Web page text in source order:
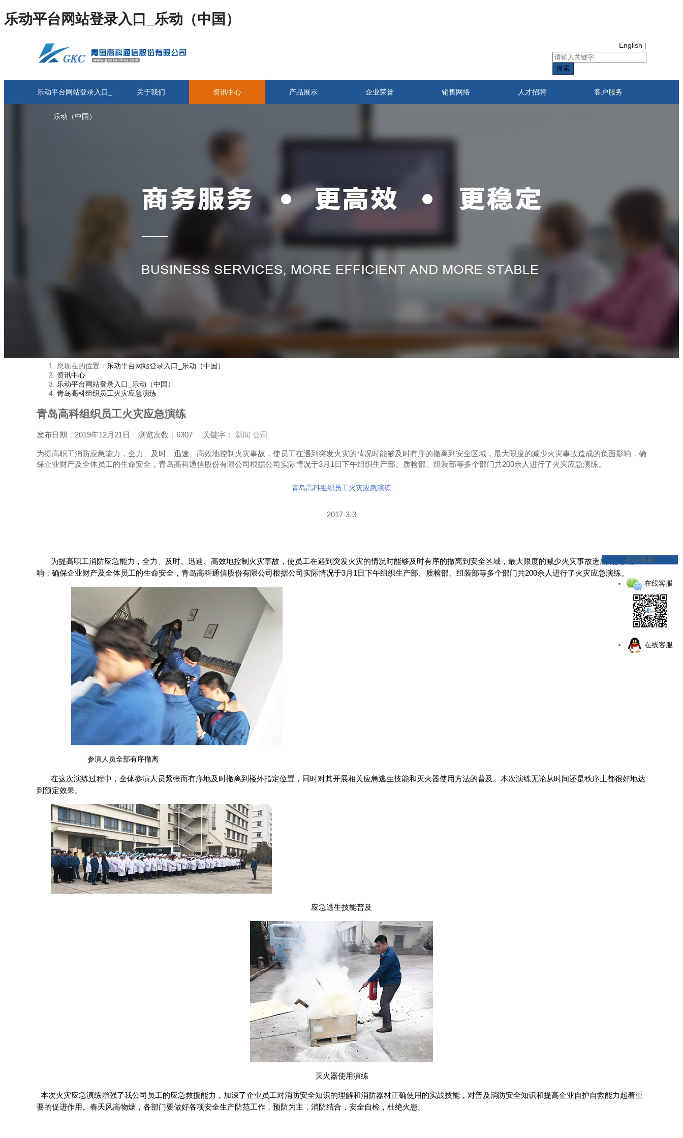
乐动平台网站登录入口_乐动（中国）
English |
搜索
乐动平台网站登录入口_
乐动（中国）
关于我们 资讯中心 产品展示 企业荣誉 销售网络 人才招聘 客户服务
您现在的位置： 乐动平台网站登录入口_乐动（中国）
资讯中心
乐动平台网站登录入口_乐动（中国）
青岛高科组织员工火灾应急演练
青岛高科组织员工火灾应急演练
发布日期： 2019年12月21日 浏览次数： 6307 关键字： 新闻 公司
为提高职工消防应急能力，全力、及时、迅速、高效地控制火灾事故，使员工在遇到突发火灾的情况时能够及时有序的撤离到安全区域，最大限度的减少火灾事故造成的负面影响，确
保企业财产及全体员工的生命安全，青岛高科通信股份有限公司根据公司实际情况于3月1日下午组织生产部、质检部、组装部等多个部门共200余人进行了火灾应急演练。
青岛高科组织员工火灾应急演练
2017-3-3
为提高职工消防应急能力，全力、及时、迅速、高效地控制火灾事故，使员工在遇到突发火灾的情况时能够及时有序的撤离到安全区域，最大限度的减少火灾事故造成的负面影
响，确保企业财产及全体员工的生命安全，青岛高科通信股份有限公司根据公司实际情况于3月 1日下午组织生产部、质检部、组装部等多个部门共200余人进行了火灾应急演练。
参演人员全部有序撤离
在这次演练过程中，全体参演人员紧张而有序地及时撤离到楼外指定位置，同时对其开展相关应急逃生技能和灭火器使用方法的普及。本次演练无论从时间还是秩序上都很好地达
到预定效果。
应急逃生技能普及
灭火器使用演练
本次火灾应急演练增强了我公司员工的应急救援能力，加深了企业员工对消防安全知识的理解和消防器材正确使用的实战技能，对普及消防安全知识和提高企业自护自救能力起着重
要的促进作用。春天风高物燥，各部门要做好各项安全生产防范工作，预防为主，消防结合，安全自检，杜绝火患。
在线客服
在线客服
在线客服